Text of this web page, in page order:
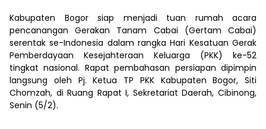
Kabupaten Bogor siap menjadi tuan rumah acara
pencanangan Gerakan Tanam Cabai (Gertam Cabai)
serentak se-Indonesia dalam rangka Hari Kesatuan Gerak
Pemberdayaan Kesejahteraan Keluarga (PKK) ke-52
tingkat nasional. Rapat pembahasan persiapan dipimpin
langsung oleh Pj. Ketua TP PKK Kabupaten Bogor, Siti
Chomzah, di Ruang Rapat I, Sekretariat Daerah, Cibinong,
Senin (5/2).